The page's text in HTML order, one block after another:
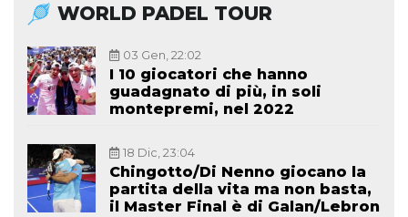
WORLD PADEL TOUR
03 Gen, 22:02
I 10 giocatori che hanno
guadagnato di più, in soli
montepremi, nel 2022
18 Dic, 23:04
Chingotto/Di Nenno giocano la
partita della vita ma non basta,
il Master Final è di Galan/Lebron